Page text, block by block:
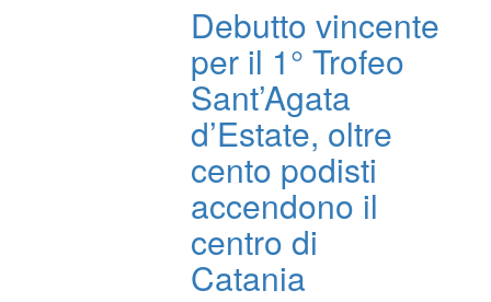
Debutto vincente
per il 1° Trofeo
Sant’Agata
d’Estate, oltre
cento podisti
accendono il
centro di
Catania